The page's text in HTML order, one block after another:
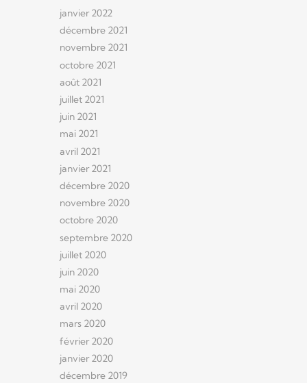
janvier 2022
décembre 2021
novembre 2021
octobre 2021
août 2021
juillet 2021
juin 2021
mai 2021
avril 2021
janvier 2021
décembre 2020
novembre 2020
octobre 2020
septembre 2020
juillet 2020
juin 2020
mai 2020
avril 2020
mars 2020
février 2020
janvier 2020
décembre 2019